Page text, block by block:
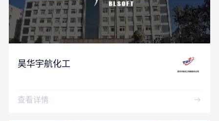
昊华宇航化工
查看详情